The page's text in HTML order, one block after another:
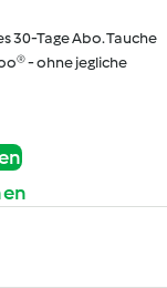
30-Tage Abo. Tauche
- ohne jegliche